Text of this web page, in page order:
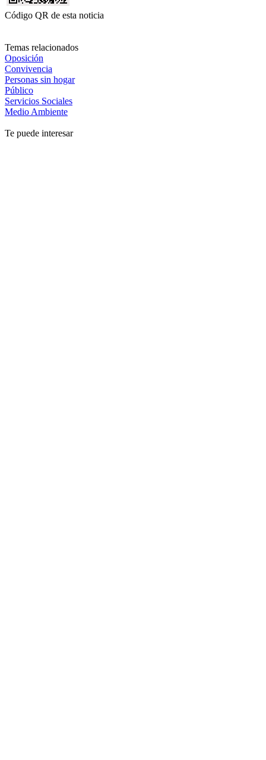
Código QR de esta noticia
Temas relacionados
Oposición
Convivencia
Personas sin hogar
Público
Servicios Sociales
Medio Ambiente
Te puede interesar